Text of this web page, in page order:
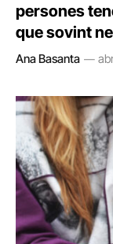
persones
que sovint
Ana Basanta